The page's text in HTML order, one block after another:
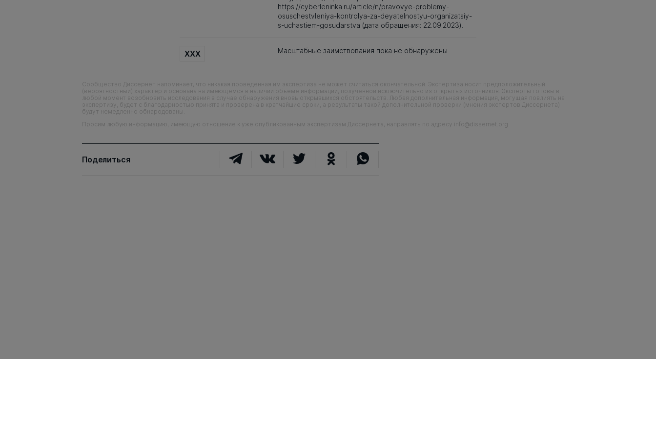
https://cyberleninka.ru/article/n/pravovye-problemy-
osuschestvleniya-kontrolya-za-deyatelnostyu-organizatsiy-
s-uchastiem-gosudarstva (дата обращения: 22.09.2023).
XXX Масштабные заимствования пока не обнаружены
Сообщество Диссернет напоминает, что никакая проведенная им экспертиза не может считаться окончательной. Экспертиза носит предположительный
(вероятностный) характер и основана на имеющемся в наличии объеме информации, полученной исключительно из открытых источников. Эксперты готовы в
любой момент возобновить исследования в случае обнаружения вновь открывшихся обстоятельств. Любая дополнительная информация, могущая повлиять на
экспертизу, будет с благодарностью принята и проверена в кратчайшие сроки, а результаты такой дополнительной проверки (мнения экспертов Диссернета)
будут немедленно обнародованы.
Просим любую информацию, имеющую отношение к уже опубликованным экспертизам Диссернета, направлять по адресу info@dissernet.org
Поделиться